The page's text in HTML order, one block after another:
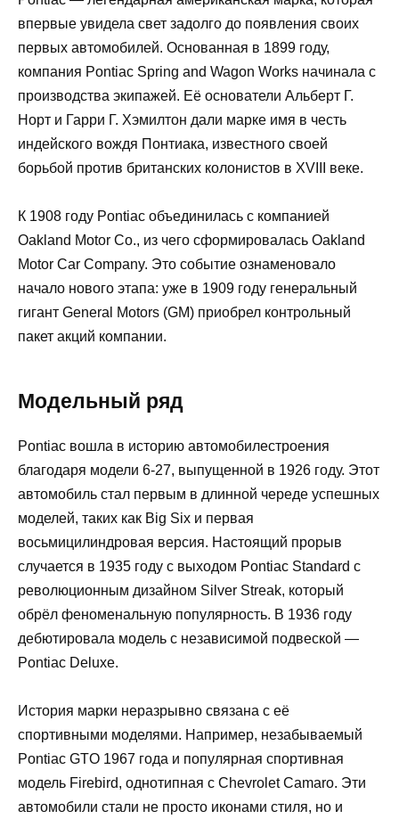
впервые увидела свет задолго до появления своих
первых автомобилей. Основанная в 1899 году,
компания Pontiac Spring and Wagon Works начинала с
производства экипажей. Её основатели Альберт Г.
Норт и Гарри Г. Хэмилтон дали марке имя в честь
индейского вождя Понтиака, известного своей
борьбой против британских колонистов в XVIII веке.
К 1908 году Pontiac объединилась с компанией
Oakland Motor Co., из чего сформировалась Oakland
Motor Car Company. Это событие ознаменовало
начало нового этапа: уже в 1909 году генеральный
гигант General Motors (GM) приобрел контрольный
пакет акций компании.
Модельный ряд
Pontiac вошла в историю автомобилестроения
благодаря модели 6-27, выпущенной в 1926 году. Этот
автомобиль стал первым в длинной череде успешных
моделей, таких как Big Six и первая
восьмицилиндровая версия. Настоящий прорыв
случается в 1935 году с выходом Pontiac Standard с
революционным дизайном Silver Streak, который
обрёл феноменальную популярность. В 1936 году
дебютировала модель с независимой подвеской —
Pontiac Deluxe.
История марки неразрывно связана с её
спортивными моделями. Например, незабываемый
Pontiac GTO 1967 года и популярная спортивная
модель Firebird, однотипная с Chevrolet Camaro. Эти
автомобили стали не просто иконами стиля, но и